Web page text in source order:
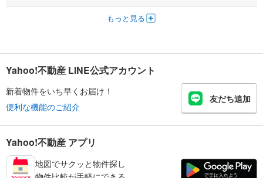
もっと見る
Yahoo!不動産 LINE公式アカウント
新着物件をいち早くお届け！
便利な機能のご紹介
友だち追加
Yahoo!不動産 アプリ
地図でサクッと物件探し
物件比較が手軽にできる